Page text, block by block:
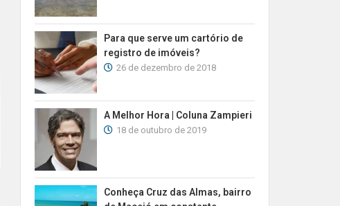
Para que serve um cartório de
registro de imóveis?
26 de dezembro de 2018
A Melhor Hora | Coluna Zampieri
18 de outubro de 2019
Conheça Cruz das Almas, bairro